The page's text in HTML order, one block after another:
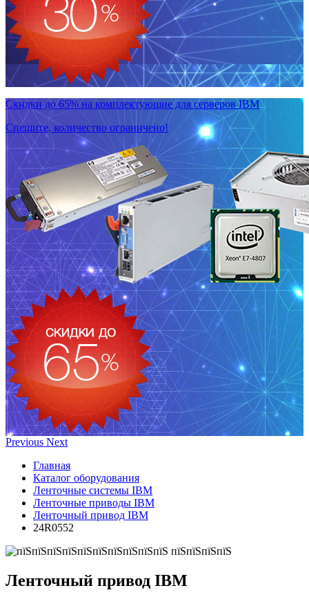
Скидки до 65% на комплектующие для серверов IBM
Спешите, количество ограничено!
Previous Next
Главная
Каталог оборудования
Ленточные системы IBM
Ленточные приводы IBM
Ленточный привод IBM
24R0552
Ленточный привод IBM